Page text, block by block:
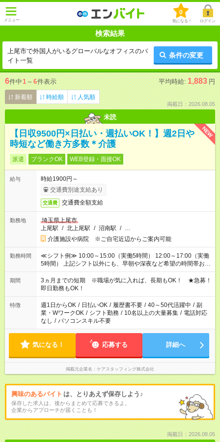
メニュー
0
気になる！ ログイン
検索結果
上尾市で外国人がいるグローバルなオフィスのバ
イト一覧
条件の変更
6件中1 ～ 6件表示 平均時給: 1,883 円
新着順 時給順 人気順
掲載日：2026.08.05
未読
NEW
【日収9500円×日払い・週払いOK！】週2日や
時短など働き方多数＊介護
派遣 ブランクOK WEB登録・面接OK
給与
時給1900円～
交通費別途支給あり
交通費 交通費全額支給
勤務地
埼玉県上尾市
上尾駅 / 北上尾駅 / 沼南駅 / …
介護施設や病院 ※ご自宅近辺からご案内可能
勤務時間
≪シフト例≫ 10:00～15:00（実働5時間） 12:00～17:00（実働
5時間） 上記シフト以外にも、早朝や深夜など希望の時間帯お聞
かせください！ 事前に担当からヒアリングもしますので、ご安
心ください！
期間
3ヵ月までの短期 ※職場が気に入れば、長期もOK！ ★急募！
即日勤務もOK！
特徴 週1日からOK / 日払いOK / 履歴書不要 / 40～50代活躍中 / 副
業・WワークOK / シフト勤務 / 10名以上の大量募集 / 電話対応
なし / パソコンスキル不要
気になる！ 応募する 詳細へ
掲載元企業名 ケアスタッフィング株式会社
興味のあるバイト は、とりあえず保存しよう♪
保存した求人は、後からまとめて応募できるよ。
企業からアプローチが届くことも！
掲載日：2026.08.05